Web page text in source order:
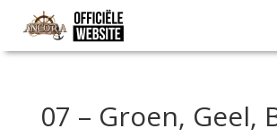
07 – Groen, Geel,